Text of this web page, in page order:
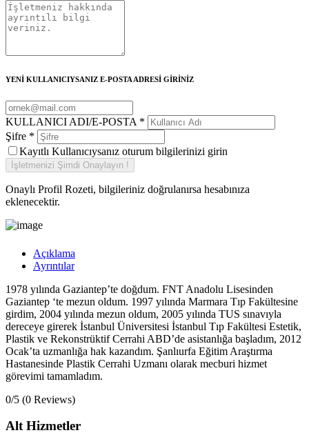
YENİ KULLANICIYSANIZ E-POSTA ADRESİ GİRİNİZ
KULLANICI ADI/E-POSTA *
Şifre *
Kayıtlı Kullanıcıysanız oturum bilgilerinizi girin
Onaylı Profil Rozeti, bilgileriniz doğrulanırsa hesabınıza
eklenecektir.
Açıklama
Ayrıntılar
1978 yılında Gaziantep’te doğdum. FNT Anadolu Lisesinden
Gaziantep ‘te mezun oldum. 1997 yılında Marmara Tıp Fakültesine
girdim, 2004 yılında mezun oldum, 2005 yılında TUS sınavıyla
dereceye girerek İstanbul Üniversitesi İstanbul Tıp Fakültesi Estetik,
Plastik ve Rekonstrüktif Cerrahi ABD’de asistanlığa başladım, 2012
Ocak’ta uzmanlığa hak kazandım. Şanlıurfa Eğitim Araştırma
Hastanesinde Plastik Cerrahi Uzmanı olarak mecburi hizmet
görevimi tamamladım.
0/5 (0 Reviews)
Alt Hizmetler